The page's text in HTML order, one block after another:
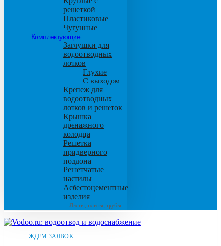
решеткой
Пластиковые
Чугунные
Комплектующие
Заглушки для
водоотводных
лотков
Глухие
С выходом
Крепеж для
водоотводных
лотков и решеток
Крышка
дренажного
колодца
Решетка
придверного
поддона
Решетчатые
настилы
Асбестоцементные
изделия
Листы, плиты, трубы
ЖДЕМ ЗАЯВОК: